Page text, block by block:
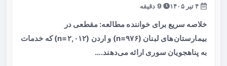
9 دقیقه
خلاصه سریع برای خواننده مطالعه: مقطعی در
بیمارستان‌های لبنان (n=۹۷۶) و اردن (n=۲,۰۱۲) که خدمات
به پناهجویان سوری ارائه می‌دهند.…